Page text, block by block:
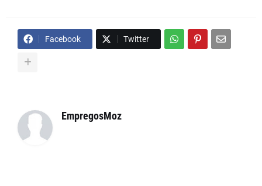
Facebook Twitter
EmpregosMoz